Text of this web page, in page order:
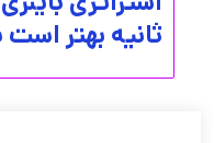
ثانیه بهتر است یا 30